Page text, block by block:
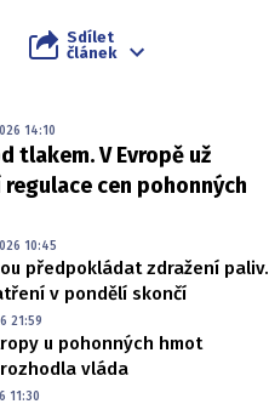
Sdílet
článek
14:10
tlakem. V Evropě už
cen pohonných
10:45
předpokládat zdražení paliv.
v pondělí skončí
21:59
u pohonných hmot
vláda
11:30